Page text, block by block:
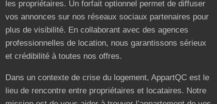
les propriétaires. Un forfait optionnel permet de diffuser
vos annonces sur nos réseaux sociaux partenaires pour
plus de visibilité. En collaborant avec des agences
professionnelles de location, nous garantissons sérieux
et crédibilité à toutes nos offres.
Dans un contexte de crise du logement, AppartQC est le
lieu de rencontre entre propriétaires et locataires. Notre